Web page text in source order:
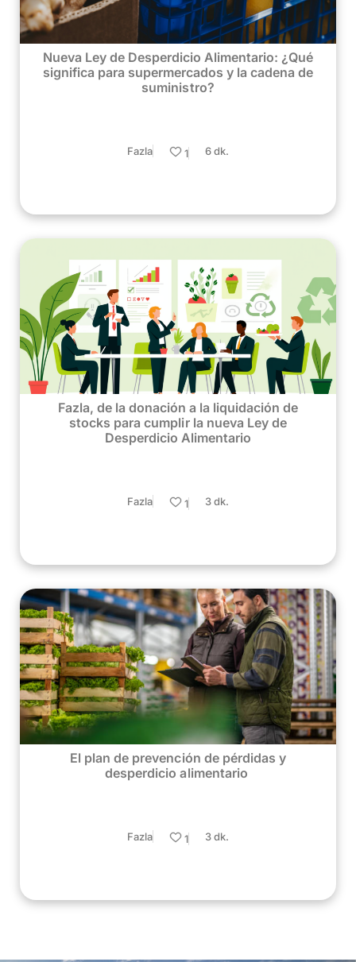
Nueva Ley de Desperdicio Alimentario: ¿Qué
significa para supermercados y la cadena de
suministro?
Fazla 1 6 dk.
Fazla, de la donación a la liquidación de
stocks para cumplir la nueva Ley de
Desperdicio Alimentario
Fazla 1 3 dk.
El plan de prevención de pérdidas y
desperdicio alimentario
Fazla 1 3 dk.